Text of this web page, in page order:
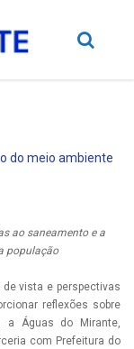
do meio ambiente
ao saneamento e a
população
vista e perspectivas
reflexões sobre
a Águas do Mirante,
com Prefeitura do